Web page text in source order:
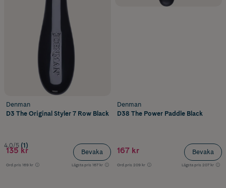
Denman
D3 The Original Styler 7 Row Black
4.0/5 (1)
135 kr
Ord.pris 169 kr Lägsta pris 167 kr
Bevaka
Denman
D38 The Power Paddle Black
167 kr
Ord.pris 209 kr Lägsta pris 207 kr
Bevaka